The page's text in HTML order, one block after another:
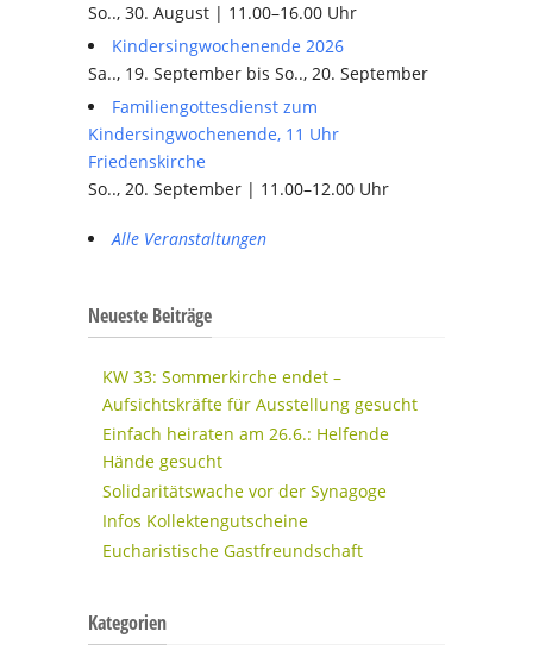
So.., 30. August | 11.00–16.00 Uhr
Kindersingwochenende 2026
Sa.., 19. September bis So.., 20. September
Familiengottesdienst zum
Kindersingwochenende, 11 Uhr
Friedenskirche
So.., 20. September | 11.00–12.00 Uhr
Alle Veranstaltungen
Neueste Beiträge
KW 33: Sommerkirche endet –
Aufsichtskräfte für Ausstellung gesucht
Einfach heiraten am 26.6.: Helfende
Hände gesucht
Solidaritätswache vor der Synagoge
Infos Kollektengutscheine
Eucharistische Gastfreundschaft
Kategorien